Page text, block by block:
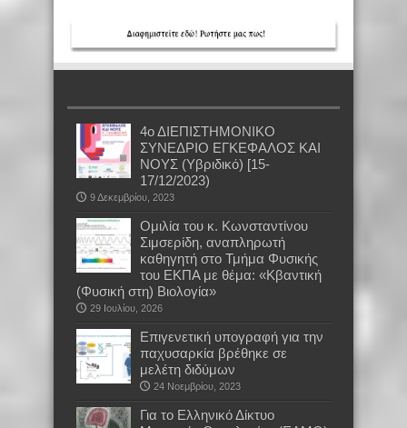
4ο ΔΙΕΠΙΣΤΗΜΟΝΙΚΟ
ΣΥΝΕΔΡΙΟ ΕΓΚΕΦΑΛΟΣ ΚΑΙ
ΝΟΥΣ (Υβριδικό) [15-
17/12/2023)
9 Δεκεμβρίου, 2023
Oμιλία του κ. Κωνσταντίνου
Σιμσερίδη, αναπληρωτή
καθηγητή στο Τμήμα Φυσικής
του ΕΚΠΑ με θέμα: «Κβαντική
(Φυσική στη) Βιολογία»
29 Ιουλίου, 2026
Επιγενετική υπογραφή για την
παχυσαρκία βρέθηκε σε
μελέτη διδύμων
24 Νοεμβρίου, 2023
Για το Ελληνικό Δίκτυο